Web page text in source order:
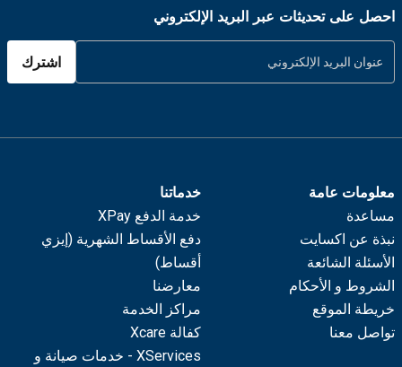
احصل على تحديثات عبر البريد الإلكتروني
اشترك
معلومات عامة
مساعدة
نبذة عن اكسايت
الأسئلة الشائعة
الشروط و الأحكام
خريطة الموقع
تواصل معنا
خدماتنا
خدمة الدفع XPay
دفع الأقساط الشهرية (إيزي
أقساط)
معارضنا
مراكز الخدمة
كفالة Xcare
XServices - خدمات صيانة و